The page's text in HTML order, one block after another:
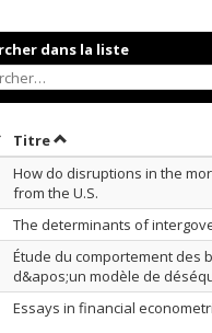
dans la liste
par date en ordre
TitreTrier par titre en
How do disruptions in the
from the U.S.
The determinants of
Étude du comportement des
d&apos;un modèle de
Essays in financial